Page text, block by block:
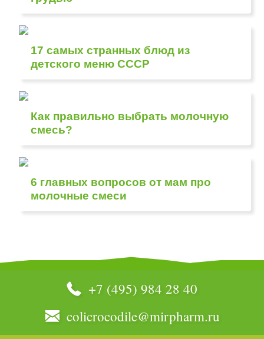
17 самых странных блюд из
детского меню СССР
Как правильно выбрать молочную
смесь?
6 главных вопросов от мам про
молочные смеси
+7 (495) 984 28 40
colicrocodile@mirpharm.ru